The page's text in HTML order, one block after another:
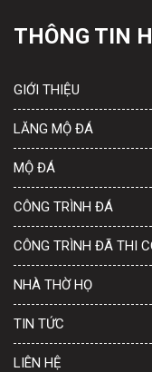
THÔNG TIN
GIỚI THIỆU
LĂNG MỘ ĐÁ
MỘ ĐÁ
CÔNG TRÌNH ĐÁ
CÔNG TRÌNH ĐÃ THI
NHÀ THỜ HỌ
TIN TỨC
LIÊN HỆ